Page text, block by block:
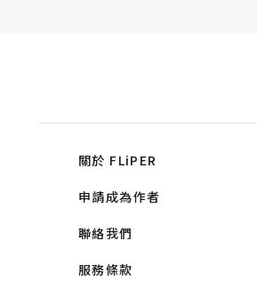
關於 FLiPER
申請成為作者
聯絡我們
服務條款